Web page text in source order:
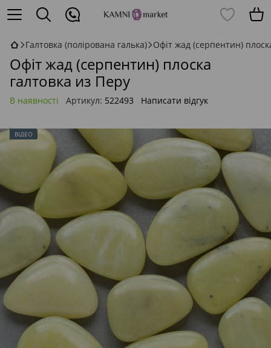
Галтовка (полірована галька) Офіт жад (серпентин)
Офіт жад (серпентин) плоска
галтовка из Перу
В наявності Артикул: 522493 Написати відгук
ВІДЕО